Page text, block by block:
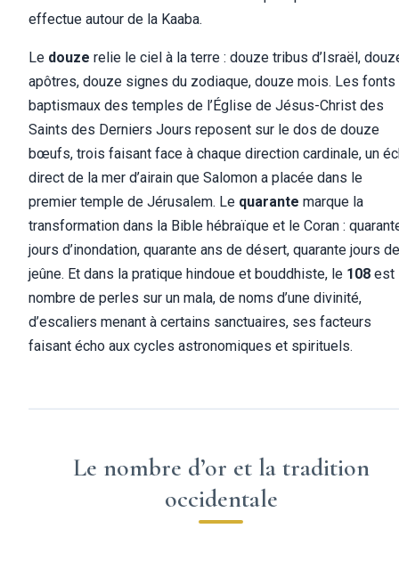
effectue autour de la Kaaba.
Le douze relie le ciel à la terre : douze tribus d’Israël,
apôtres, douze signes du zodiaque, douze mois. Les fonts
baptismaux des temples de l’Église de Jésus-Christ des
Saints des Derniers Jours reposent sur le dos de douze
bœufs, trois faisant face à chaque direction cardinale, un
direct de la mer d’airain que Salomon a placée dans le
premier temple de Jérusalem. Le quarante marque la
transformation dans la Bible hébraïque et le Coran :
jours d’inondation, quarante ans de désert, quarante jours de
jeûne. Et dans la pratique hindoue et bouddhiste, le 108 est
nombre de perles sur un mala, de noms d’une divinité,
d’escaliers menant à certains sanctuaires, ses facteurs
faisant écho aux cycles astronomiques et spirituels.
Le nombre d’or et la tradition
occidentale